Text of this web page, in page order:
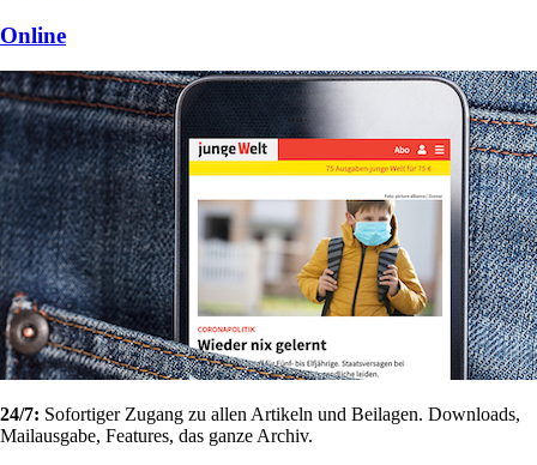
Online
24/7: Sofortiger Zugang zu allen Artikeln und Beilagen. Downloads,
Mailausgabe, Features, das ganze Archiv.